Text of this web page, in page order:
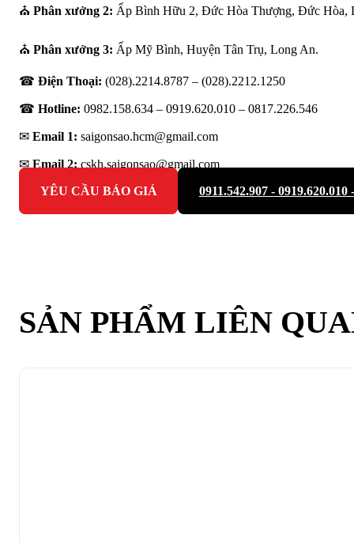
⛪ Phân xưởng 2: Ấp Bình Hữu 2, Đức Hòa Thượng, Đức Hòa,
⛪ Phân xưởng 3: Ấp Mỹ Bình, Huyện Tân Trụ, Long An.
☎ Điện Thoại: (028).2214.8787 – (028).2212.1250
☎ Hotline: 0982.158.634 – 0919.620.010 – 0817.226.546
✉ Email 1: saigonsao.hcm@gmail.com
✉ Email 2: cskh.saigonsao@gmail.com
YÊU CẦU BÁO GIÁ
0911.542.907 - 0919.620.010
SẢN PHẨM LIÊN